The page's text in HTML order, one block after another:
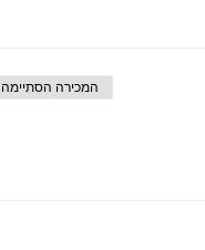
אודות הבישול ההודי.
המכירה הסתיימה